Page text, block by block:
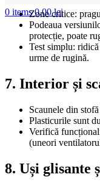
0 items 0,00lei
Zone critice:
Podeaua
protecție, poate
Test simplu:
urme de rugină.
7. Interior și
Scaunele din
Plasticurile sunt
Verifică
(uneori
8. Uși glisante